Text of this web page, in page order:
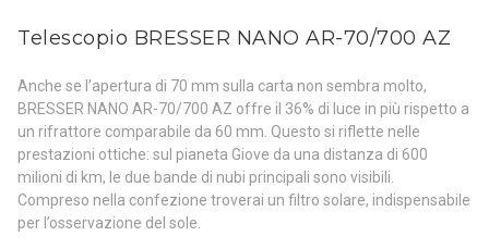
Telescopio BRESSER NANO AR-70/700 AZ
Anche se l’apertura di 70 mm sulla carta non sembra molto,
BRESSER NANO AR-70/700 AZ offre il 36% di luce in più rispetto a
un rifrattore comparabile da 60 mm. Questo si riflette nelle
prestazioni ottiche: sul pianeta Giove da una distanza di 600
milioni di km, le due bande di nubi principali sono visibili.
Compreso nella confezione troverai un filtro solare, indispensabile
per l’osservazione del sole.